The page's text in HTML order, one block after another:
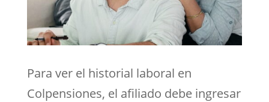
Para ver el historial laboral en
Colpensiones, el afiliado debe ingresar